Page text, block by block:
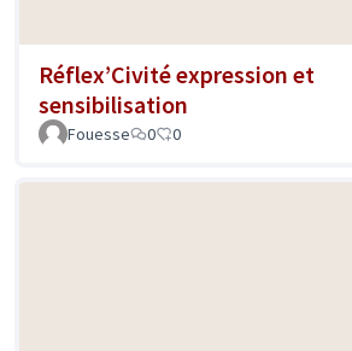
Réflex’Civité expression et
sensibilisation
Fouesse 0 0